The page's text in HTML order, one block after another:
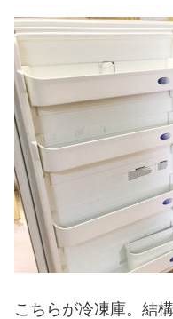
こちらが冷凍庫。結